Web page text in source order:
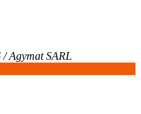
Agymat SARL